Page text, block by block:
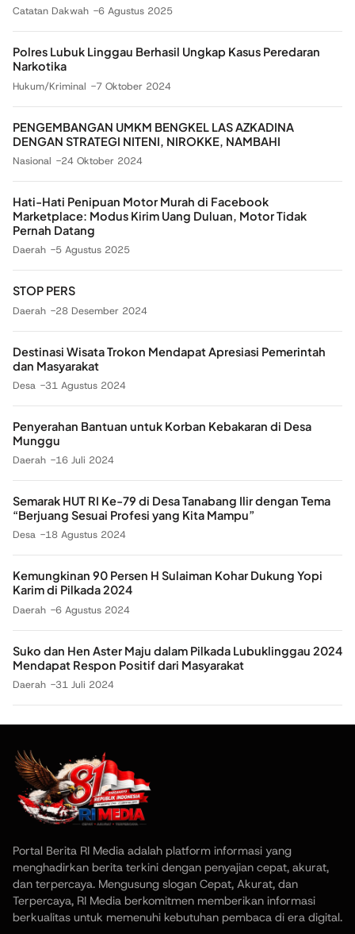
Catatan Dakwah 6 Agustus 2025
Polres Lubuk Linggau Berhasil Ungkap Kasus Peredaran
Narkotika
Hukum/Kriminal 7 Oktober 2024
PENGEMBANGAN UMKM BENGKEL LAS AZKADINA
DENGAN STRATEGI NITENI, NIROKKE, NAMBAHI
Nasional 24 Oktober 2024
Hati-Hati Penipuan Motor Murah di Facebook
Marketplace: Modus Kirim Uang Duluan, Motor Tidak
Pernah Datang
Daerah 5 Agustus 2025
STOP PERS
Daerah 28 Desember 2024
Destinasi Wisata Trokon Mendapat Apresiasi Pemerintah
dan Masyarakat
Desa 31 Agustus 2024
Penyerahan Bantuan untuk Korban Kebakaran di Desa
Munggu
Daerah 16 Juli 2024
Semarak HUT RI Ke-79 di Desa Tanabang Ilir dengan Tema
“Berjuang Sesuai Profesi yang Kita Mampu”
Desa 18 Agustus 2024
Kemungkinan 90 Persen H Sulaiman Kohar Dukung Yopi
Karim di Pilkada 2024
Daerah 6 Agustus 2024
Suko dan Hen Aster Maju dalam Pilkada Lubuklinggau 2024
Mendapat Respon Positif dari Masyarakat
Daerah 31 Juli 2024
Portal Berita RI Media adalah platform informasi yang
menghadirkan berita terkini dengan penyajian cepat, akurat,
dan terpercaya. Mengusung slogan Cepat, Akurat, dan
Terpercaya, RI Media berkomitmen memberikan informasi
berkualitas untuk memenuhi kebutuhan pembaca di era digital.